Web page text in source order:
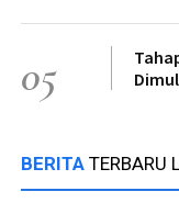
05
BERITA TERBARU